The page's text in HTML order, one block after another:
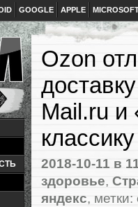
GOOGLE APPLE
Ozon
Mail.ru и
2018-10-11 в
здоровье,
яндекс, метки: